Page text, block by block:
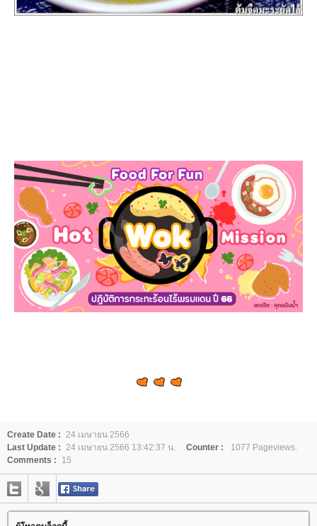
Create Date : 24 เมษายน 2566
Last Update : 24 เมษายน 2566 13:42:37 น. Counter :
1077 Pageviews.
Comments :
15